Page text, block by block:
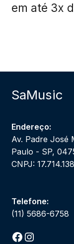
em até 3x
SaMusic
Endereço:
Av. Padre José
Paulo - SP,
CNPJ:
Telefone:
(11) 5686-6758
Facebook
Instagram